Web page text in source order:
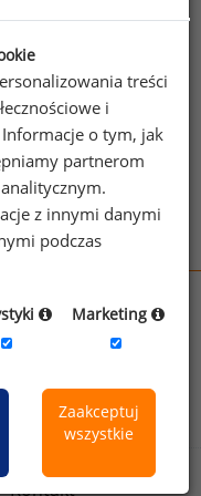
jest jego
w danej firmie.
Zobacz więcej haseł
kfw.sedlak.pl
HR.pl
Kontakt
treści
i
o tym, jak
partnerom
z innymi danymi
podczas
Marketing
Zaakceptuj
wszystkie